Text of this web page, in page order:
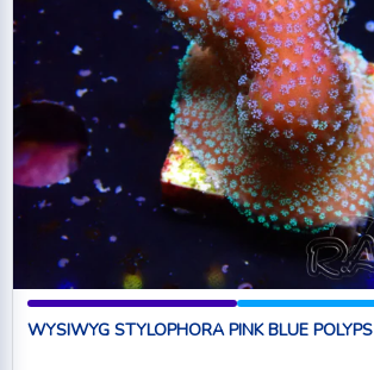
WYSIWYG STYLOPHORA PINK BLUE POLYPS